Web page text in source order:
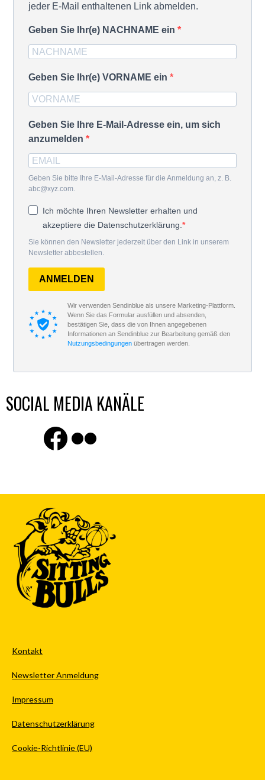
jeder E-Mail enthaltenen Link abmelden.
Geben Sie Ihr(e) NACHNAME ein
Geben Sie Ihr(e) VORNAME ein
Geben Sie Ihre E-Mail-Adresse ein, um sich
anzumelden
Geben Sie bitte Ihre E-Mail-Adresse für die Anmeldung an, z. B.
abc@xyz.com.
Ich möchte Ihren Newsletter erhalten und
akzeptiere die Datenschutzerklärung.
Sie können den Newsletter jederzeit über den Link in unserem
Newsletter abbestellen.
ANMELDEN
Wir verwenden Sendinblue als unsere Marketing-Plattform.
Wenn Sie das Formular ausfüllen und absenden,
bestätigen Sie, dass die von Ihnen angegebenen
Informationen an Sendinblue zur Bearbeitung gemäß den
Nutzungsbedingungenübertragen werden.
SOCIAL MEDIA KANÄLE
Finde uns auf Facebook
Flickr
Kontakt
Newsletter Anmeldung
Impressum
Datenschutzerklärung
Cookie-Richtlinie (EU)